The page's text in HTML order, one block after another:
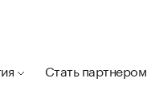
Стать партнером